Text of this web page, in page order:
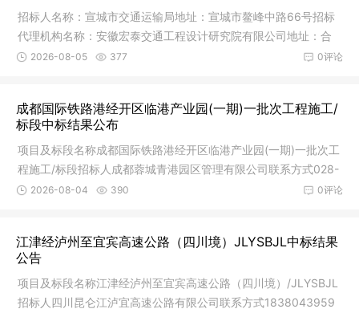
招标人名称：宣城市交通运输局地址：宣城市鳌峰中路66号招标
代理机构名称：安徽宏泰交通工程设计研究院有限公司地址：合
肥市高新
0评论
2026-08-05 377
成都国际铁路港经开区临港产业园(一期)一批次工程施工/
标段中标结果公布
项目及标段名称成都国际铁路港经开区临港产业园(一期)一批次工
程施工/标段招标人成都蓉城青港园区管理有限公司联系方式028-
64382
0评论
2026-08-04 390
江津经泸州至宜宾高速公路（四川境）JLYSBJL中标结果
公告
项目及标段名称江津经泸州至宜宾高速公路（四川境）/JLYSBJL
招标人四川昆仑江泸宜高速公路有限公司联系方式1838043959